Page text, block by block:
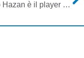
Alberto Hazan è il player radiofonico italiano dell’anno. Doppietta inaspettata: con un colpo da maestro si porta a casa Play Radio e prima che i concorrenti si riprendano la trasforma in Virgin Radio